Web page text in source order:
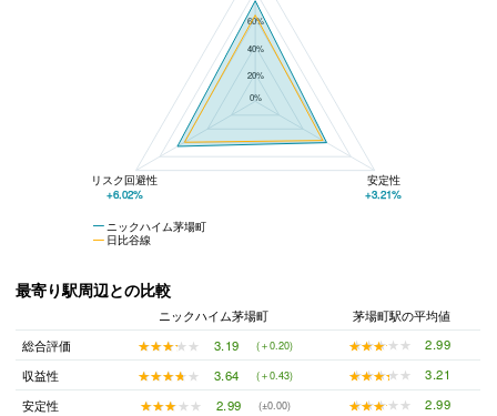
60%
40%
20%
0%
ニックハイム茅場町
日比谷線
リスク回避性
+6.02%
安定性
+3.21%
最寄り駅周辺との比較
ニックハイム茅場町
茅場町駅の平均値
総合評価
★★★★★
★★★★★ 3.19 (＋0.20) ★★★★★
★★★★★
2.99
収益性
★★★★★
★★★★★ 3.64 (＋0.43) ★★★★★
★★★★★
3.21
安定性
★★★★★
★★★★★ 2.99 (±0.00) ★★★★★
★★★★★
2.99